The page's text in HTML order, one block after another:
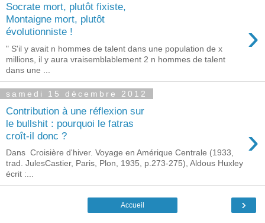
Socrate mort, plutôt fixiste,
Montaigne mort, plutôt
évolutionniste !
›
" S'il y avait n hommes de talent dans une population de x
millions, il y aura vraisemblablement 2 n hommes de talent
dans une ...
samedi 15 décembre 2012
Contribution à une réflexion sur
le bullshit : pourquoi le fatras
croît-il donc ?
›
Dans Croisière d'hiver. Voyage en Amérique Centrale (1933,
trad. JulesCastier, Paris, Plon, 1935, p.273-275), Aldous Huxley
écrit :...
›
Accueil